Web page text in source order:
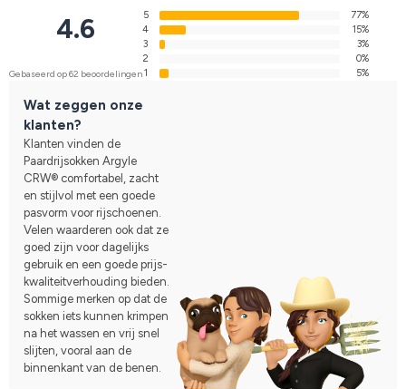
4.6
Gebaseerd op 62 beoordelingen
5
77%
4
15%
3
3%
2
0%
1
5%
Wat zeggen onze
klanten?
Klanten vinden de
Paardrijsokken Argyle
CRW® comfortabel, zacht
en stijlvol met een goede
pasvorm voor rijschoenen.
Velen waarderen ook dat ze
goed zijn voor dagelijks
gebruik en een goede prijs-
kwaliteitverhouding bieden.
Sommige merken op dat de
sokken iets kunnen krimpen
na het wassen en vrij snel
slijten, vooral aan de
binnenkant van de benen.